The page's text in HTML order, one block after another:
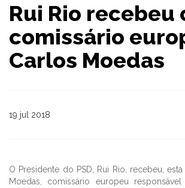
Rui Rio recebeu
comissário
Carlos Moedas
19 jul 2018
O Presidente do PSD, Rui Rio, recebeu,
Moedas, comissário europeu responsável